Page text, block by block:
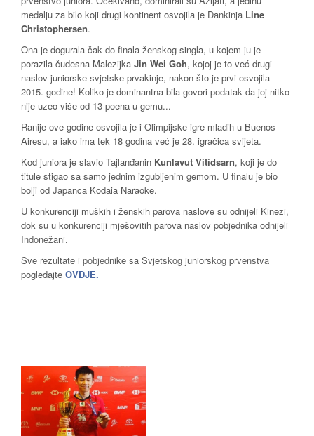
medalju za bilo koji drugi kontinent osvojila je Dankinja Line
Christophersen.
Ona je dogurala čak do finala ženskog singla, u kojem ju je
porazila čudesna Malezijka Jin Wei Goh, kojoj je to već drugi
naslov juniorske svjetske prvakinje, nakon što je prvi osvojila
2015. godine! Koliko je dominantna bila govori podatak da joj nitko
nije uzeo više od 13 poena u gemu...
Ranije ove godine osvojila je i Olimpijske igre mladih u Buenos
Airesu, a iako ima tek 18 godina već je 28. igračica svijeta.
Kod juniora je slavio Tajlanđanin Kunlavut Vitidsarn, koji je do
titule stigao sa samo jednim izgubljenim gemom. U finalu je bio
bolji od Japanca Kodaia Naraoke.
U konkurenciji muških i ženskih parova naslove su odnijeli Kinezi,
dok su u konkurenciji mješovitih parova naslov pobjednika odnijeli
Indonežani.
Sve rezultate i pobjednike sa Svjetskog juniorskog prvenstva
pogledajte OVDJE.